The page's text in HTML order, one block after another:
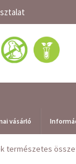
vásárló
természetes